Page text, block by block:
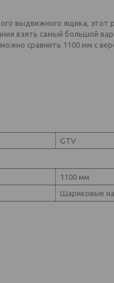
выдвижного ящика, этот
взять самый большой
сравнить 1100 мм с
GTV
1100 мм
Шариковые